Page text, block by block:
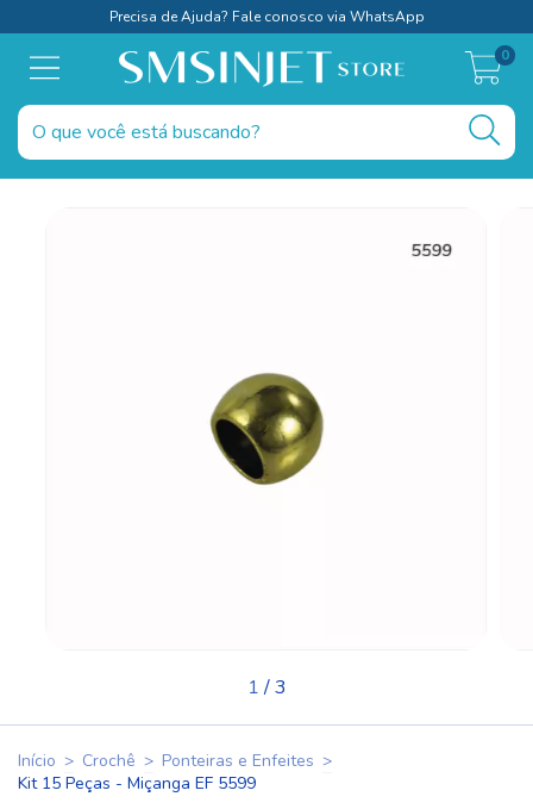
Precisa de Ajuda? Fale conosco via WhatsApp
0
1/3
Início > Crochê > Ponteiras e Enfeites >
Kit 15 Peças - Miçanga EF 5599